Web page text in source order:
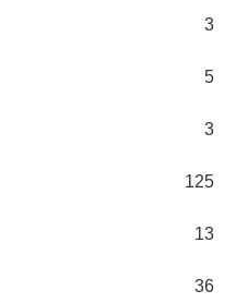
3
5
3
125
13
36